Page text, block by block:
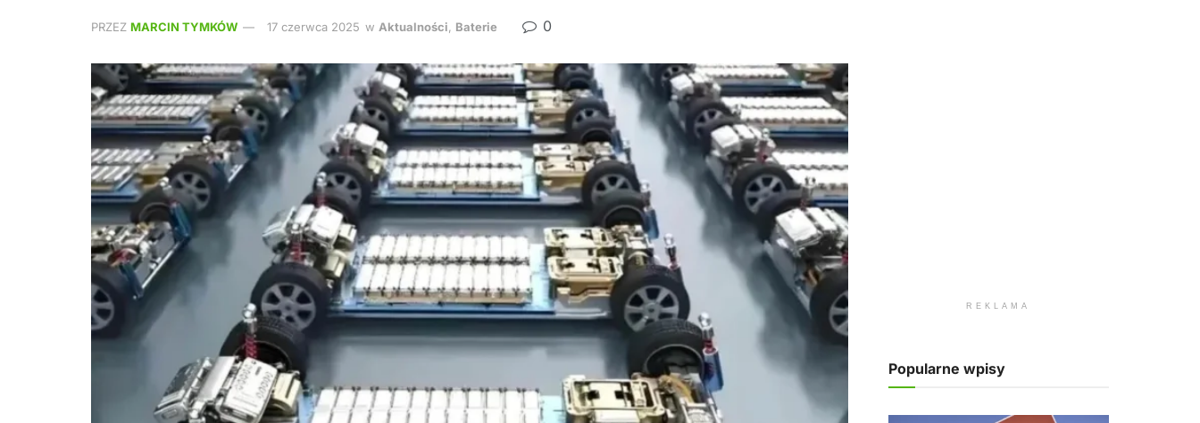
PRZEZ MARCIN TYMKÓW 17 czerwca 2025 w Aktualności, Baterie 0
REKLAMA
Popularne wpisy